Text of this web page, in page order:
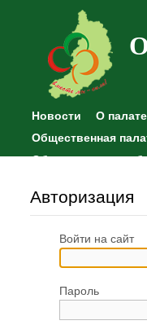
Новости О палате
Общественная
Общественные
Авторизация
Войти на сайт
Пароль